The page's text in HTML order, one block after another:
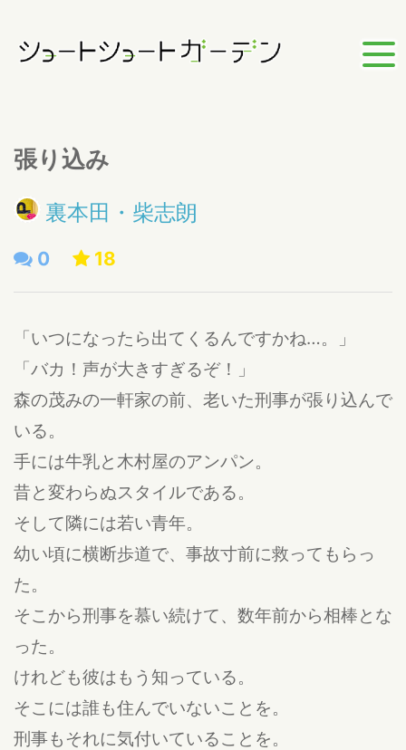
張り込み
裏本田・柴志朗
0 18
「いつになったら出てくるんですかね…。」
「バカ！声が大きすぎるぞ！」
森の茂みの一軒家の前、老いた刑事が張り込んで
いる。
手には牛乳と木村屋のアンパン。
昔と変わらぬスタイルである。
そして隣には若い青年。
幼い頃に横断歩道で、事故寸前に救ってもらっ
た。
そこから刑事を慕い続けて、数年前から相棒とな
った。
けれども彼はもう知っている。
そこには誰も住んでいないことを。
刑事もそれに気付いていることを。